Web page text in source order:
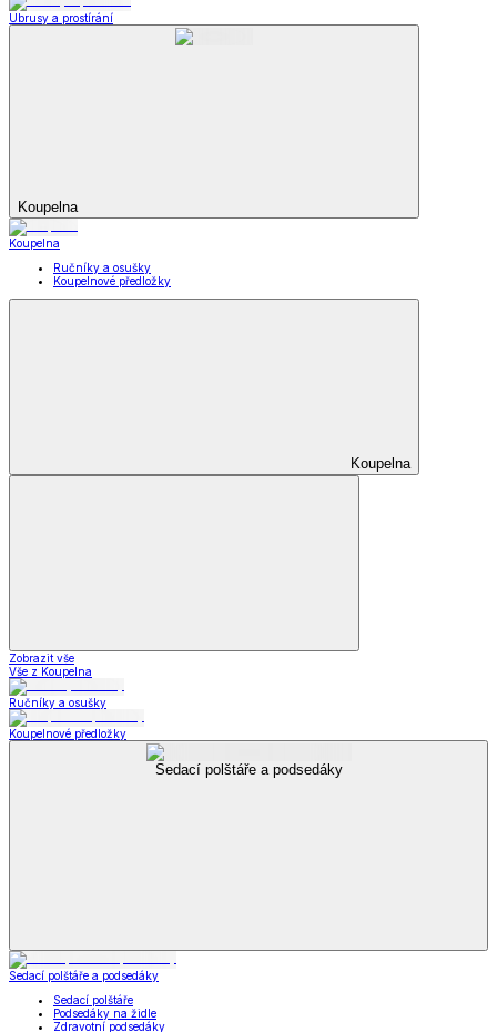
Ubrusy a prostírání
Koupelna
Koupelna
Ručníky a osušky
Koupelnové předložky
Koupelna
Zobrazit vše
Vše z Koupelna
Ručníky a osušky
Koupelnové předložky
Sedací polštáře a podsedáky
Sedací polštáře a podsedáky
Sedací polštáře
Podsedáky na židle
Zdravotní podsedáky